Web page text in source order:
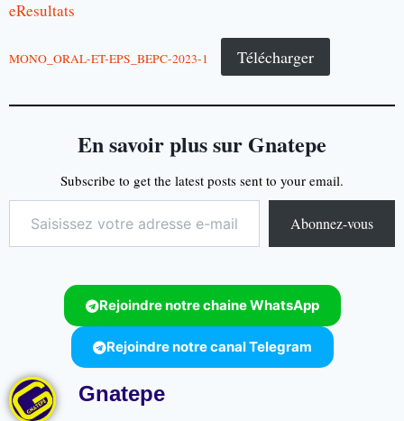
eResultats
MONO_ORAL-ET-EPS_BEPC-2023-1 Télécharger
En savoir plus sur Gnatepe
Subscribe to get the latest posts sent to your email.
Abonnez-vous
Rejoindre notre chaine WhatsApp
Rejoindre notre canal Telegram
Gnatepe